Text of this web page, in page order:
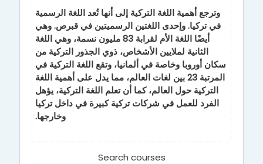
وترجع أهمية اللغة التركية إلى أنها تُعد اللغة الرسمية
في تركيا. وإحدى اللغتين الرسميتين في قبرص. وهي
أيضًا اللغة الأم لقرابة 83 مليون نسمة، وهي اللغة
الثانية لملايين الأشخاص، ذوي الجذور التركية من
سكان أوروبا وخاصة في ألمانيا، وتقع اللغة التركية في
المرتبة 23 بين لغات العالم، مما يدل على أهمية اللغة
التركية حول العالم، كما أن تعلم اللغة التركية، يؤهل
الفرد للعمل في شركات تركية كبيرة في داخل تركيا
وخارجها.
Search courses